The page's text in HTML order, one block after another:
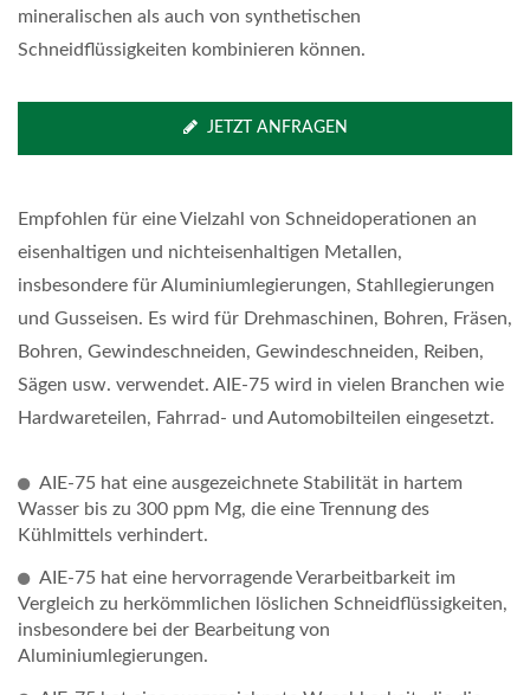
mineralischen als auch von synthetischen
Schneidflüssigkeiten kombinieren können.
JETZT ANFRAGEN
Empfohlen für eine Vielzahl von Schneidoperationen an
eisenhaltigen und nichteisenhaltigen Metallen,
insbesondere für Aluminiumlegierungen, Stahllegierungen
und Gusseisen. Es wird für Drehmaschinen, Bohren, Fräsen,
Bohren, Gewindeschneiden, Gewindeschneiden, Reiben,
Sägen usw. verwendet. AIE-75 wird in vielen Branchen wie
Hardwareteilen, Fahrrad- und Automobilteilen eingesetzt.
AIE-75 hat eine ausgezeichnete Stabilität in hartem
Wasser bis zu 300 ppm Mg, die eine Trennung des
Kühlmittels verhindert.
AIE-75 hat eine hervorragende Verarbeitbarkeit im
Vergleich zu herkömmlichen löslichen Schneidflüssigkeiten,
insbesondere bei der Bearbeitung von
Aluminiumlegierungen.